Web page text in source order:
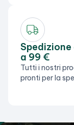
a 99 €
Tutti i nostri
pronti per la